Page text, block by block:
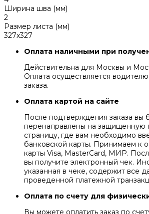
Ширина шва (мм)
2
Размер листа (мм)
327x327
Оплата наличными при
Действительна для Москвы и
Оплата осуществляется
заказа.
Оплата картой на сайте
После подтверждения заказа вы
перенаправлены на защищенную
страницу, где вам необходимо
банковской карты. Принимаем к
карты Visa, MasterCard, МИР.
вы получите электронный чек.
указанная в чеке, содержит все
проведенной платежной
Оплата по счету для
Вы можете оплатить заказ по